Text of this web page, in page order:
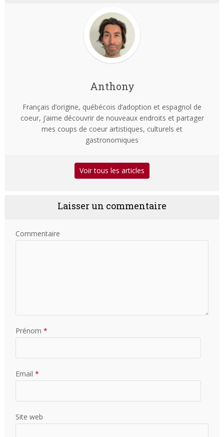
Anthony
Français d’origine, québécois d’adoption et espagnol de
coeur, j’aime découvrir de nouveaux endroits et partager
mes coups de coeur artistiques, culturels et
gastronomiques
Voir tous les articles
Laisser un commentaire
Commentaire
Prénom *
Email *
Site web